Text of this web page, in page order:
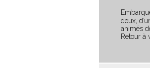
deux,
animés
Retour à